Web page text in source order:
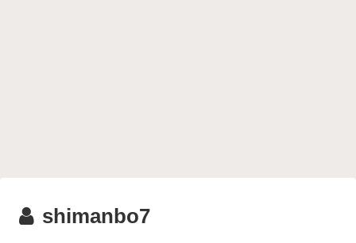
shimanbo7